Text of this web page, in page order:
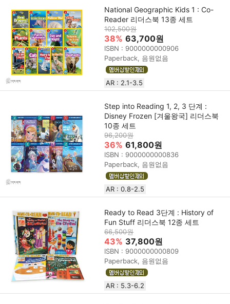
National Geographic Kids 1 : Co-
Reader 리더스북 13종 세트
102,500원
38% 63,700원
ISBN : 9000000000906
Paperback, 음원없음
AR : 2.1-3.5
Step into Reading 1, 2, 3 단계 :
Disney Frozen [겨울왕국] 리더스북
10종 세트
96,200원
36% 61,800원
ISBN : 9000000000836
Paperback, 음원없음
AR : 0.8-2.5
Ready to Read 3단계 : History of
Fun Stuff 리더스북 12종 세트
66,500원
43% 37,800원
ISBN : 9000000000809
Paperback, 음원없음
AR : 5.3-6.2